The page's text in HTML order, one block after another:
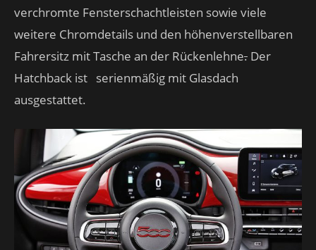
verchromte Fensterschachtleisten sowie viele
weitere Chromdetails und den höhenverstellbaren
Fahrersitz mit Tasche an der Rückenlehne. Der
Hatchback ist serienmäßig mit Glasdach
ausgestattet.